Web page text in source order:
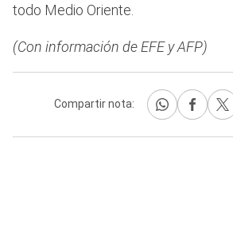
todo Medio Oriente.
(Con información de EFE y AFP)
Compartir nota: